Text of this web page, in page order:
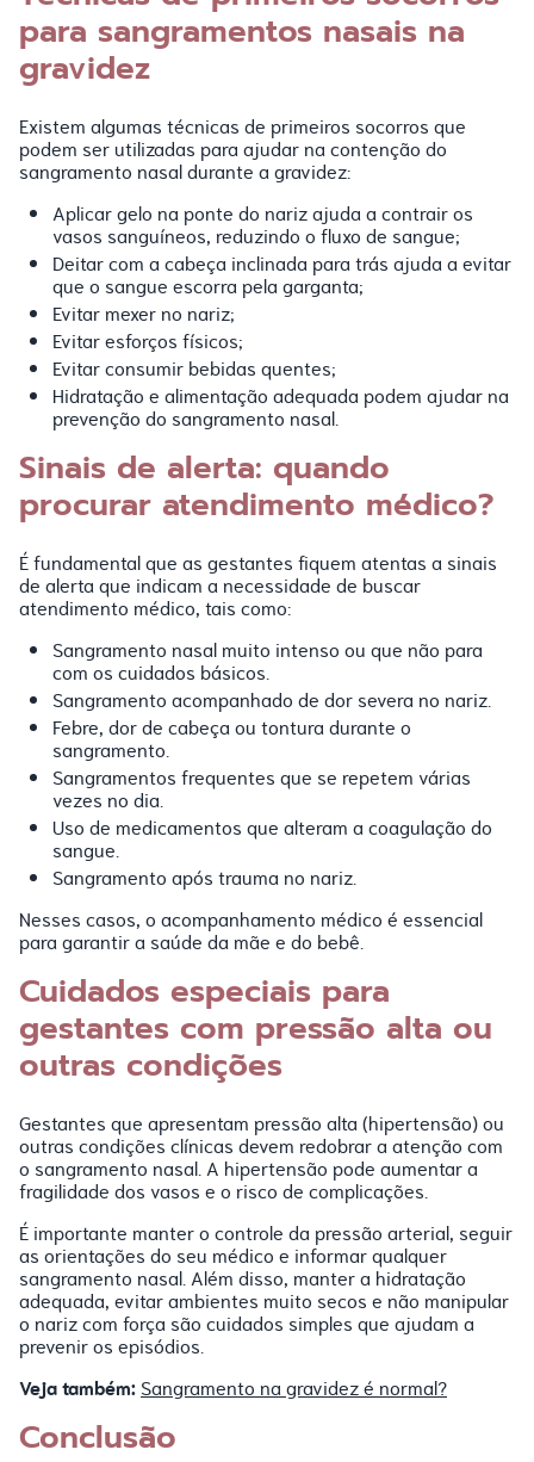
para sangramentos nasais na
gravidez
Existem algumas técnicas de primeiros socorros que
podem ser utilizadas para ajudar na contenção do
sangramento nasal durante a gravidez:
Aplicar gelo na ponte do nariz ajuda a contrair os
vasos sanguíneos, reduzindo o fluxo de sangue;
Deitar com a cabeça inclinada para trás ajuda a evitar
que o sangue escorra pela garganta;
Evitar mexer no nariz;
Evitar esforços físicos;
Evitar consumir bebidas quentes;
Hidratação e alimentação adequada podem ajudar na
prevenção do sangramento nasal.
Sinais de alerta: quando
procurar atendimento médico?
É fundamental que as gestantes fiquem atentas a sinais
de alerta que indicam a necessidade de buscar
atendimento médico, tais como:
Sangramento nasal muito intenso ou que não para
com os cuidados básicos.
Sangramento acompanhado de dor severa no nariz.
Febre, dor de cabeça ou tontura durante o
sangramento.
Sangramentos frequentes que se repetem várias
vezes no dia.
Uso de medicamentos que alteram a coagulação do
sangue.
Sangramento após trauma no nariz.
Nesses casos, o acompanhamento médico é essencial
para garantir a saúde da mãe e do bebê.
Cuidados especiais para
gestantes com pressão alta ou
outras condições
Gestantes que apresentam pressão alta (hipertensão) ou
outras condições clínicas devem redobrar a atenção com
o sangramento nasal. A hipertensão pode aumentar a
fragilidade dos vasos e o risco de complicações.
É importante manter o controle da pressão arterial, seguir
as orientações do seu médico e informar qualquer
sangramento nasal. Além disso, manter a hidratação
adequada, evitar ambientes muito secos e não manipular
o nariz com força são cuidados simples que ajudam a
prevenir os episódios.
Veja também:Sangramento na gravidez é normal?
Conclusão